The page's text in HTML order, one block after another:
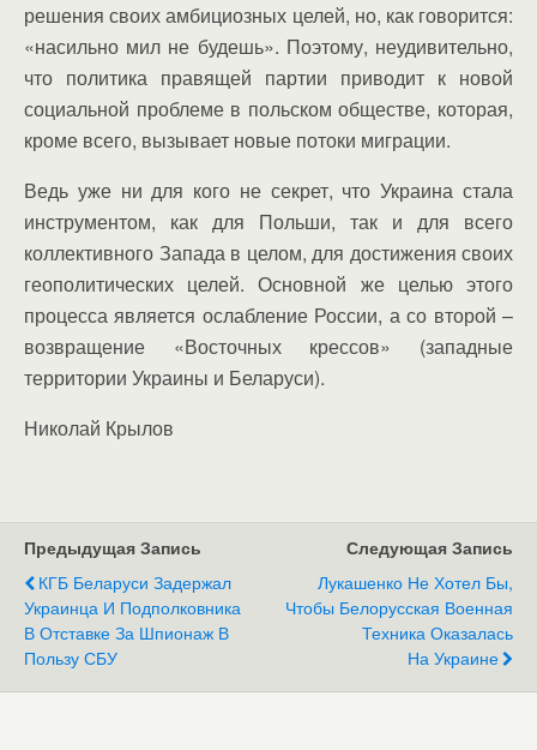
решения своих амбициозных целей, но, как говорится:
«насильно мил не будешь». Поэтому, неудивительно,
что политика правящей партии приводит к новой
социальной проблеме в польском обществе, которая,
кроме всего, вызывает новые потоки миграции.
Ведь уже ни для кого не секрет, что Украина стала
инструментом, как для Польши, так и для всего
коллективного Запада в целом, для достижения своих
геополитических целей. Основной же целью этого
процесса является ослабление России, а со второй –
возвращение «Восточных крессов» (западные
территории Украины и Беларуси).
Николай Крылов
Предыдущая Запись
КГБ Беларуси Задержал
Украинца И Подполковника
В Отставке За Шпионаж В
Пользу СБУ
Следующая Запись
Лукашенко Не Хотел Бы,
Чтобы Белорусская Военная
Техника Оказалась
На Украине